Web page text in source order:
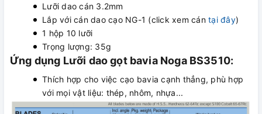
Lưỡi dao cán 3.2mm
Lắp với cán dao cạo NG-1 (click xem cántại đây)
1 hộp 10 lưỡi
Trọng lượng: 35g
Ứng dụng Lưỡi dao gọt bavia Noga BS3510:
Thích hợp cho việc cạo bavia cạnh thẳng, phù hợp
với mọi vật liệu: thép, nhôm, nhựa...